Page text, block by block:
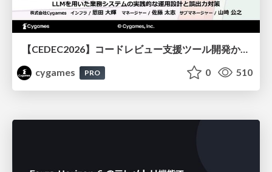
【CEDEC2026】コードレビュー支援ツール開発から学ぶ：LLMを用いた業務システムの実践的な運用設計と誤出力対策
cygames
PRO 0 510